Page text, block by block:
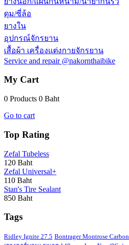
ดุม/ซี่ล้อ
ยางใน
อุปกรณ์จักรยาน
เสื้อผ้า เครื่องแต่งกายจักรยาน
Service and repair @nakornthaibike
My Cart
0 Products 0 Baht
Go to cart
Top Rating
Zefal Tubeless
120 Baht
Zefal Universal+
110 Baht
Stan's Tire Sealant
850 Baht
Tags
Ridley Ignite 27.5 Bontrager Montrose Carbon